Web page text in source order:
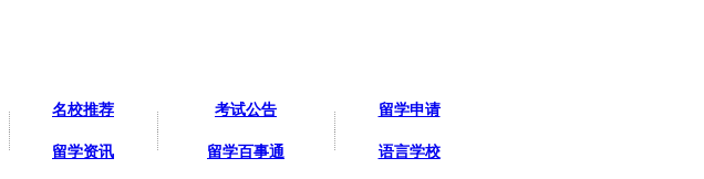
名校推荐 考试公告 留学申请
留学资讯 留学百事通 语言学校